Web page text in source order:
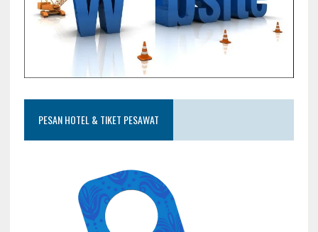
PESAN HOTEL & TIKET PESAWAT